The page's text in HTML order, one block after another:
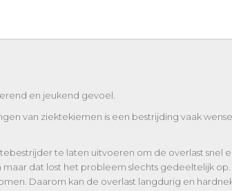
en jeukend gevoel.
van ziektekiemen is een bestrijding vaak
te laten uitvoeren om de overlast snel
dat lost het probleem slechts gedeeltelijk
Daarom kan de overlast langdurig en